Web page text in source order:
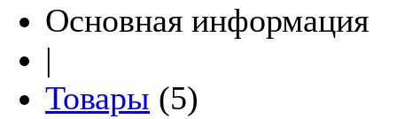
Основная информация
|
Товары (5)